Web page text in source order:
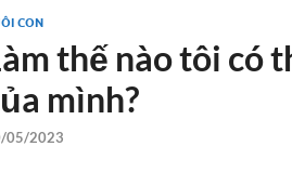
CON
thế nào tôi có
mình?
05/2023